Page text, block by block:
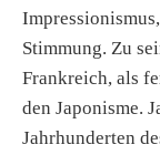
Stimmung. Zu
Frankreich, als
den Japonisme.
Jahrhunderten